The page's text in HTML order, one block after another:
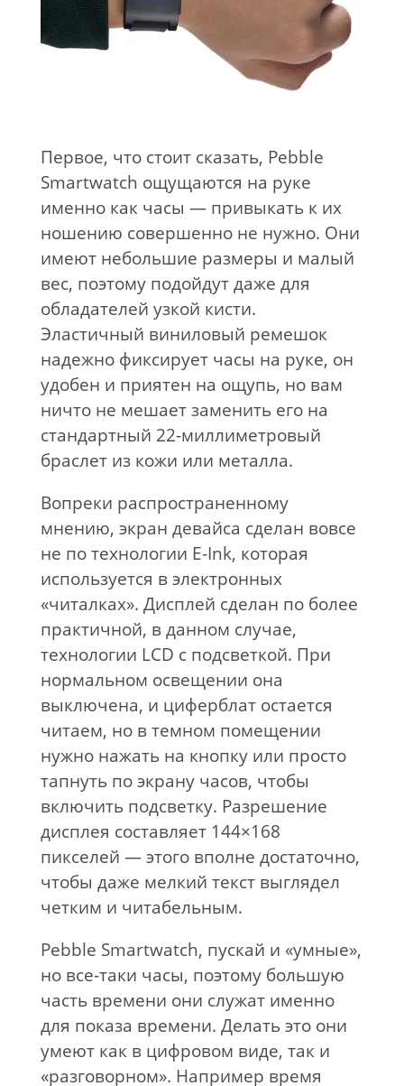
Первое, что стоит сказать, Pebble
Smartwatch ощущаются на руке
именно как часы — привыкать к их
ношению совершенно не нужно. Они
имеют небольшие размеры и малый
вес, поэтому подойдут даже для
обладателей узкой кисти.
Эластичный виниловый ремешок
надежно фиксирует часы на руке, он
удобен и приятен на ощупь, но вам
ничто не мешает заменить его на
стандартный 22-миллиметровый
браслет из кожи или металла.
Вопреки распространенному
мнению, экран девайса сделан вовсе
не по технологии E-Ink, которая
используется в электронных
«читалках». Дисплей сделан по более
практичной, в данном случае,
технологии LCD с подсветкой. При
нормальном освещении она
выключена, и циферблат остается
читаем, но в темном помещении
нужно нажать на кнопку или просто
тапнуть по экрану часов, чтобы
включить подсветку. Разрешение
дисплея составляет 144×168
пикселей — этого вполне достаточно,
чтобы даже мелкий текст выглядел
четким и читабельным.
Pebble Smartwatch, пускай и «умные»,
но все-таки часы, поэтому большую
часть времени они служат именно
для показа времени. Делать это они
умеют как в цифровом виде, так и
«разговорном». Например время